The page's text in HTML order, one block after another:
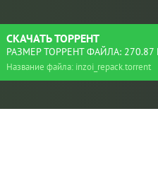
СКАЧАТЬТОРРЕНТ
РАЗМЕР ТОРРЕНТ ФАЙЛА: 270.87
Название файла: inzoi_repack.torrent